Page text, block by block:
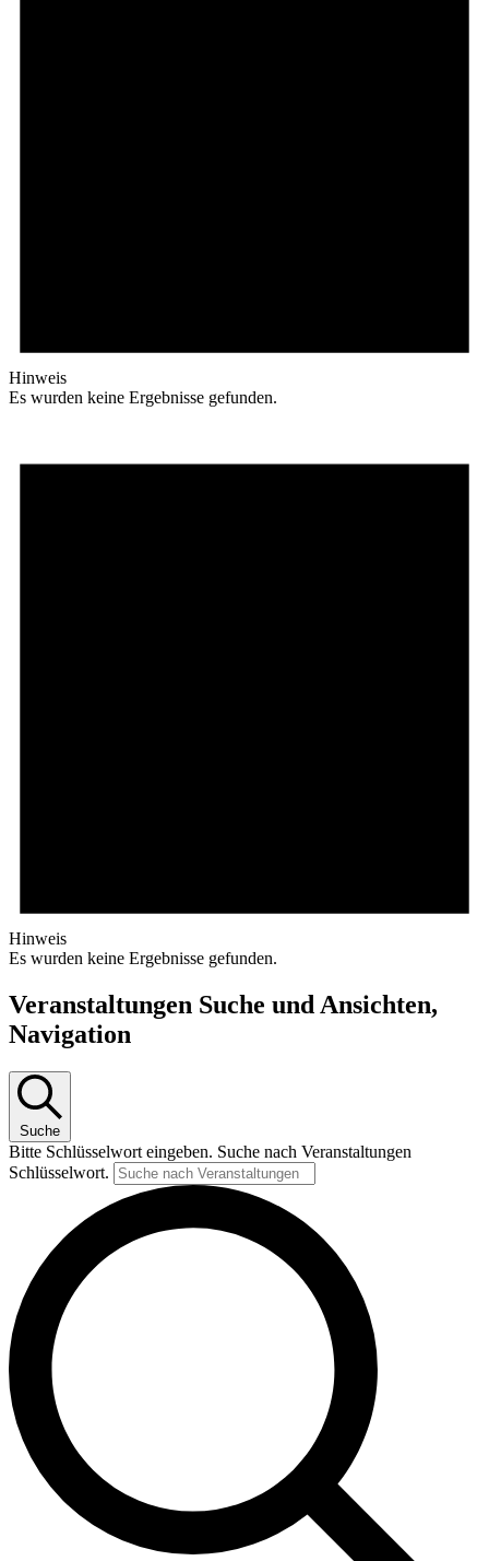
Hinweis
Es wurden keine Ergebnisse gefunden.
Hinweis
Es wurden keine Ergebnisse gefunden.
Veranstaltungen Suche und Ansichten,
Navigation
Suche
Bitte Schlüsselwort eingeben. Suche nach Veranstaltungen
Schlüsselwort.